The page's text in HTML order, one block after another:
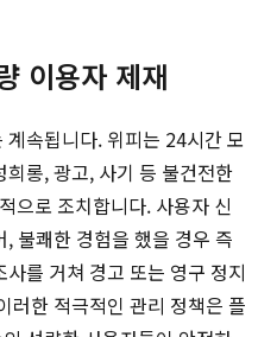
이용자 제재
속됩니다. 위피는 24시간 모
롱, 광고, 사기 등 불건전한
으로 조치합니다. 사용자 신
불쾌한 경험을 했을 경우 즉
를 거쳐 경고 또는 영구 정지
러한 적극적인 관리 정책은 플